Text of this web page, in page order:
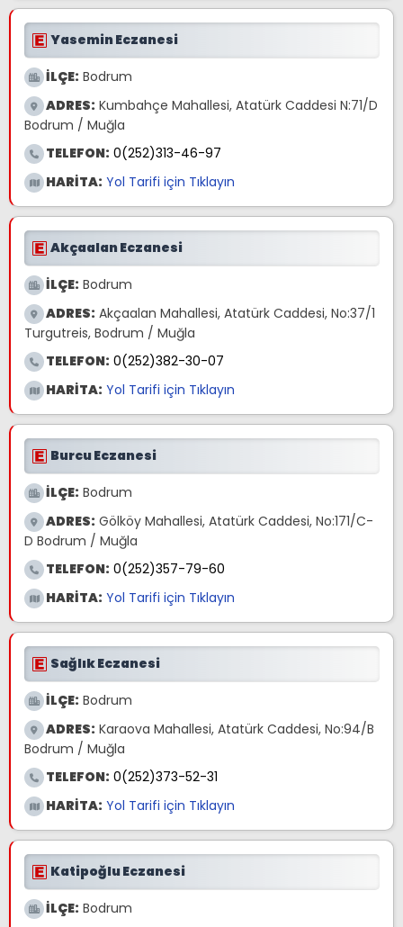
Yasemin Eczanesi
İLÇE: Bodrum
ADRES: Kumbahçe Mahallesi, Atatürk Caddesi N:71/D
Bodrum / Muğla
TELEFON: 0(252)313-46-97
HARİTA: Yol Tarifi için Tıklayın
Akçaalan Eczanesi
İLÇE: Bodrum
ADRES: Akçaalan Mahallesi, Atatürk Caddesi, No:37/1
Turgutreis, Bodrum / Muğla
TELEFON: 0(252)382-30-07
HARİTA: Yol Tarifi için Tıklayın
Burcu Eczanesi
İLÇE: Bodrum
ADRES: Gölköy Mahallesi, Atatürk Caddesi, No:171/C-
D Bodrum / Muğla
TELEFON: 0(252)357-79-60
HARİTA: Yol Tarifi için Tıklayın
Sağlık Eczanesi
İLÇE: Bodrum
ADRES: Karaova Mahallesi, Atatürk Caddesi, No:94/B
Bodrum / Muğla
TELEFON: 0(252)373-52-31
HARİTA: Yol Tarifi için Tıklayın
Katipoğlu Eczanesi
İLÇE: Bodrum